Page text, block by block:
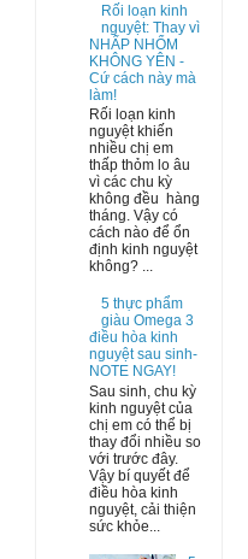
Rối loạn kinh
nguyệt: Thay vì
NHẤP NHỔM
KHÔNG YÊN -
Cứ cách này mà
làm!
Rối loạn kinh
nguyệt khiến
nhiều chị em
thấp thỏm lo âu
vì các chu kỳ
không đều hàng
tháng. Vậy có
cách nào để ổn
định kinh nguyệt
không? ...
5 thực phẩm
giàu Omega 3
điều hòa kinh
nguyệt sau sinh-
NOTE NGAY!
Sau sinh, chu kỳ
kinh nguyệt của
chị em có thể bị
thay đổi nhiều so
với trước đây.
Vậy bí quyết để
điều hòa kinh
nguyệt, cải thiện
sức khỏe...